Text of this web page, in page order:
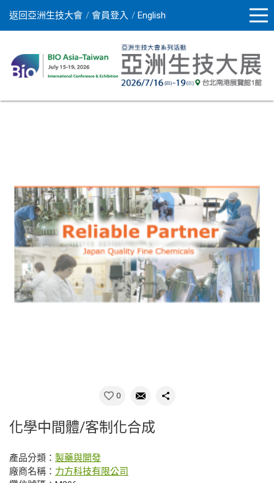
返回亞洲生技大會 會員登入 English
0
化學中間體/客制化合成
產品分類： 製藥與開發
廠商名稱： 力方科技有限公司